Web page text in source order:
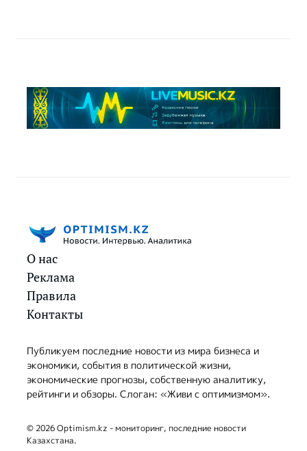
О нас
Реклама
Правила
Контакты
Публикуем последние новости из мира бизнеса и
экономики, события в политической жизни,
экономические прогнозы, собственную аналитику,
рейтинги и обзоры. Слоган: «Живи с оптимизмом».
© 2026 Optimism.kz - мониторинг, последние новости
Казахстана.